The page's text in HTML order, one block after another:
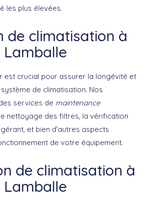
les plus élevées.
de climatisation à
Lamballe
est crucial pour assurer la longévité et
de climatisation. Nos
services de maintenance
nettoyage des filtres, la vérification
et bien d’autres aspects
de votre équipement.
de climatisation à
Lamballe